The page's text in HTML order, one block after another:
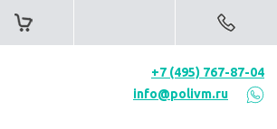
+7 (495) 767-87-04
info@polivm.ru